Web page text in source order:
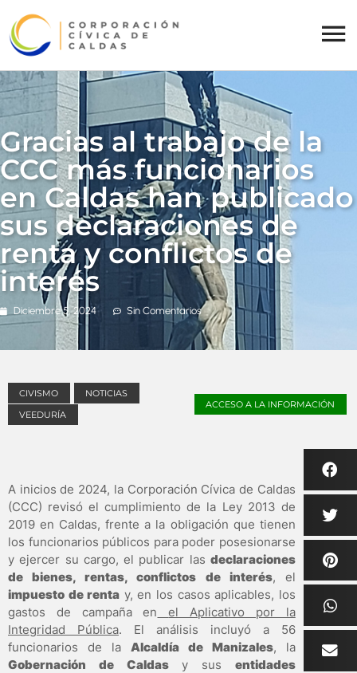
Gracias al trabajo de la
CCC más funcionarios
en Caldas han publicado
sus declaraciones de
renta y conflictos de
interés
Diciembre 5, 2024 Sin Comentarios
A inicios de 2024, la Corporación Cívica de Caldas
(CCC) revisó el cumplimiento de la Ley 2013 de
2019 en Caldas, frente a la obligación que tienen
los funcionarios públicos para poder posesionarse
y ejercer su cargo, el publicar las declaraciones
de bienes, rentas, conflictos de interés, el
impuesto de renta y, en los casos aplicables, los
gastos de campaña en
el Aplicativo por la
Integridad Pública. El análisis incluyó a 56
funcionarios de la Alcaldía de Manizales, la
Gobernación de Caldasy sus entidades
CIVISMO
NOTICIAS
VEEDURÍA
ACCESO A LA INFORMACIÓN